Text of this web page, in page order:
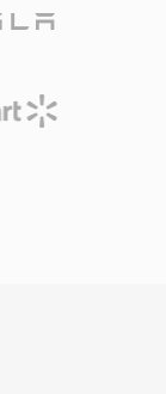
chứa
nghiệp
lớn
lại
Player
đề gọn
và